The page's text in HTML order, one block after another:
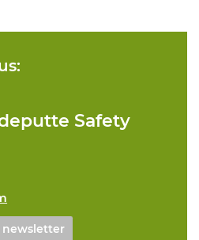
Safety
newsletter